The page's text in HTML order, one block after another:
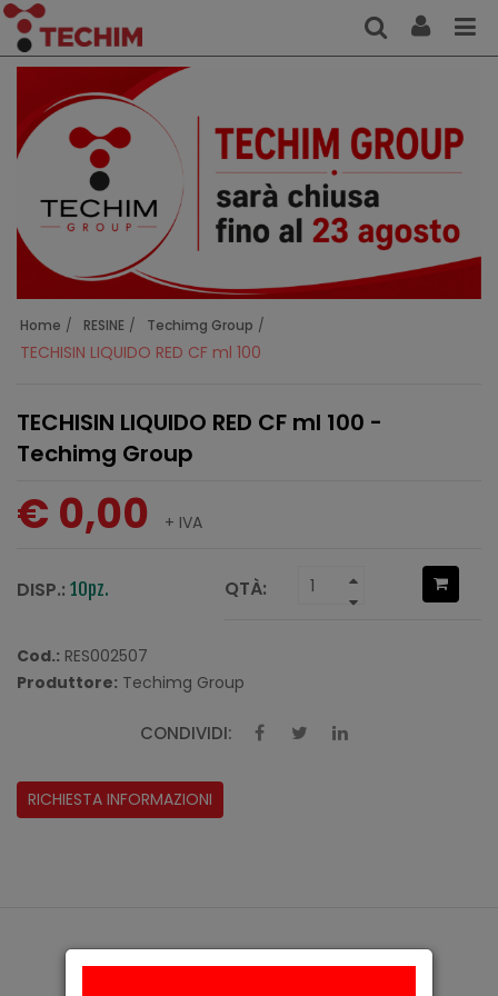
Home RESINE Techimg Group
TECHISIN LIQUIDO RED CF ml 100
TECHISIN LIQUIDO RED CF ml 100 -
Techimg Group
€ 0,00 + IVA
DISP.: 10pz. QTÀ:
Cod.: RES002507
Produttore: Techimg Group
CONDIVIDI:
RICHIESTA INFORMAZIONI